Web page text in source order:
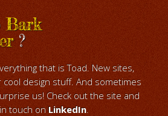
Bark
?
that is Toad. New sites,
design stuff. And sometimes
us! Check out the site and
touch on LinkedIn.